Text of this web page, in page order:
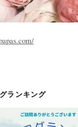
ランキング